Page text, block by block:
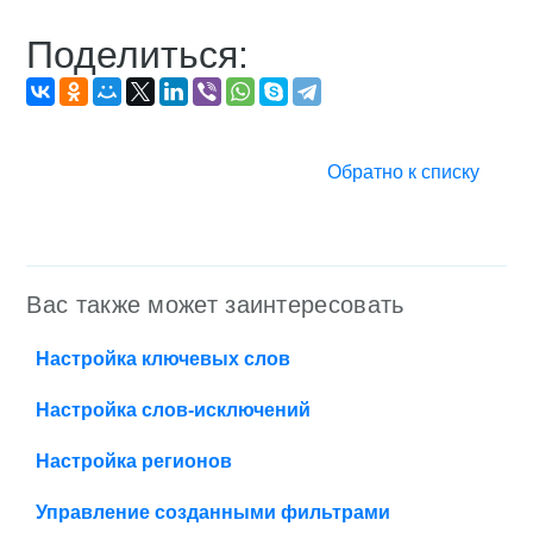
Поделиться:
Обратно к списку
Вас также может заинтересовать
Настройка ключевых слов
Настройка слов-исключений
Настройка регионов
Управление созданными фильтрами